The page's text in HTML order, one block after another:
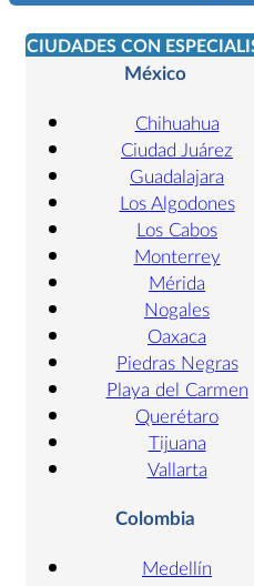
CIUDADES CON
México
Chihuahua
Ciudad Juárez
Guadalajara
Los Algodones
Los Cabos
Monterrey
Mérida
Nogales
Oaxaca
Piedras Negras
Playa del Carmen
Querétaro
Tijuana
Vallarta
Colombia
Medellín